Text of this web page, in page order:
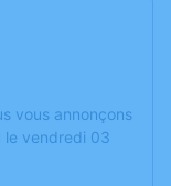
vous annonçons
le vendredi 03